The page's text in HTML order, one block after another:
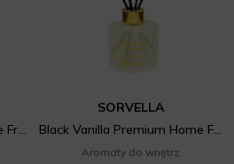
SORVELLA
Black Vanilla Premium Home Fragrance
Aromaty do wnętrz